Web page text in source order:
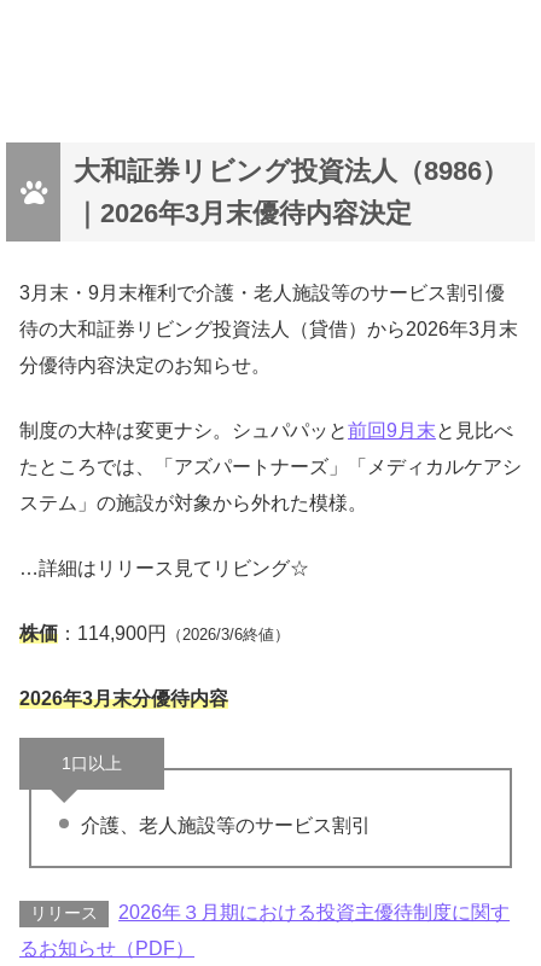
大和証券リビング投資法人（8986）
｜2026年3月末優待内容決定
3月末・9月末権利で介護・老人施設等のサービス割引優
待の大和証券リビング投資法人（貸借）から2026年3月末
分優待内容決定のお知らせ。
制度の大枠は変更ナシ。シュパパッと前回9月末と見比べ
たところでは、「アズパートナーズ」「メディカルケアシ
ステム」の施設が対象から外れた模様。
…詳細はリリース見てリビング☆
株価 ：114,900円 （2026/3/6終値）
2026年3月末分優待内容
1口以上
介護、老人施設等のサービス割引
リリース
2026年３月期における投資主優待制度に関す
るお知らせ（PDF）